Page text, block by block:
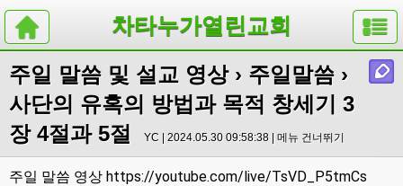
차타누가열린교회
주일 말씀 및 설교 영상› 주일말씀 ›
사단의 유혹의 방법과 목적 창세기 3
장 4절과 5절
YC | 2024.05.30 09:58:38 | 메뉴 건너뛰기
주일 말씀 영상 https://youtube.com/live/TsVD_P5tmCs